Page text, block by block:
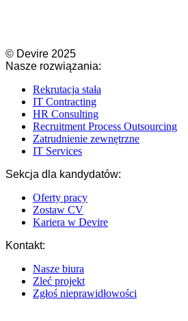
© Devire 2025​
Nasze rozwiązania:
Rekrutacja stała
IT Contracting​
HR Consulting​
Recruitment Process Outsourcing​
Zatrudnienie zewnętrzne
IT Services​
Sekcja dla kandydatów:
Oferty pracy
Zostaw CV
Kariera w Devire
Kontakt:
Nasze biura
Zleć projekt
Zgłoś nieprawidłowości